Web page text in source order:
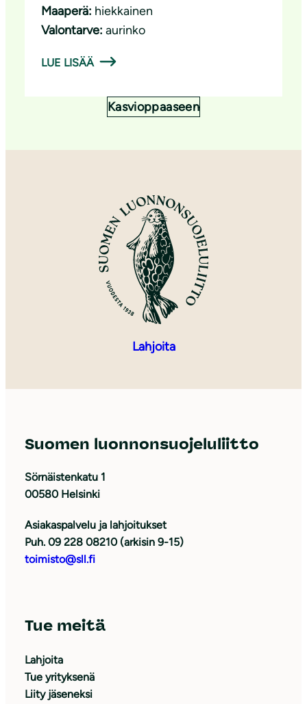
Maaperä: hiekkainen
Valontarve: aurinko
LUE LISÄÄ
Kasvioppaaseen
Lahjoita
Suomen luonnonsuojeluliitto
Sörnäistenkatu 1
00580 Helsinki
Asiakaspalvelu ja lahjoitukset
Puh. 09 228 08210 (arkisin 9-15)
toimisto@sll.fi
Tue meitä
Lahjoita
Tue yrityksenä
Liity jäseneksi